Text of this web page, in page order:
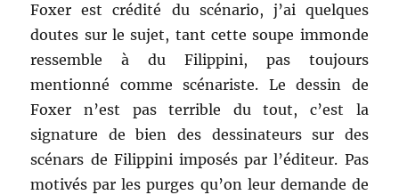
Foxer est crédité du scénario, j’ai quelques
doutes sur le sujet, tant cette soupe immonde
ressemble à du Filippini, pas toujours
mentionné comme scénariste. Le dessin de
Foxer n’est pas terrible du tout, c’est la
signature de bien des dessinateurs sur des
scénars de Filippini imposés par l’éditeur. Pas
motivés par les purges qu’on leur demande de